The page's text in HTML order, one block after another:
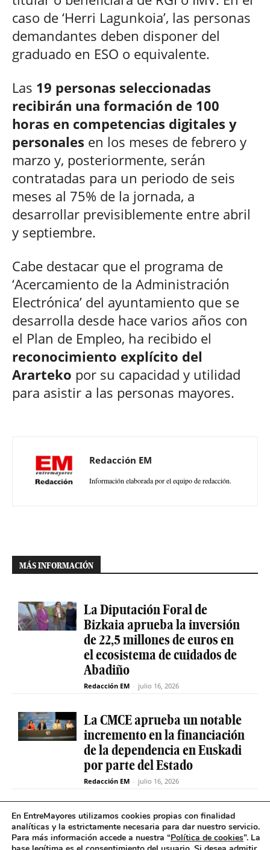
caso de ‘Herri Lagunkoia’, las personas
demandantes deben disponer del
graduado en ESO o equivalente.
Las 19 personas seleccionadas
recibirán una formación de 100
horas en competencias digitales y
personales en los meses de febrero y
marzo y, posteriormente, serán
contratadas para un periodo de seis
meses al 75% de la jornada, a
desarrollar previsiblemente entre abril
y septiembre.
Cabe destacar que el programa de
‘Acercamiento de la Administración
Electrónica’ del ayuntamiento que se
desarrolla desde hace varios años con
el Plan de Empleo, ha recibido el
reconocimiento explícito del
Ararteko por su capacidad y utilidad
para asistir a las personas mayores.
Redacción EM
Información elaborada por el equipo de redacción.
MÁS INFORMACIÓN
La Diputación Foral de
Bizkaia aprueba la inversión
de 22,5 millones de euros en
el ecosistema de cuidados de
Abadiño
Redacción EM - julio 16, 2026
La CMCE aprueba un notable
incremento en la financiación
de la dependencia en Euskadi
por parte del Estado
Redacción EM - julio 16, 2026
El servicio de teleasistencia
betiON prueba un nuevo
sistema de mensajes de voz
En EntreMayores utilizamos cookies propias con finalidad
analíticas y la estrictamente necesaria para dar nuestro servicio.
Para más información accede a nuestra “Política de cookies”. La